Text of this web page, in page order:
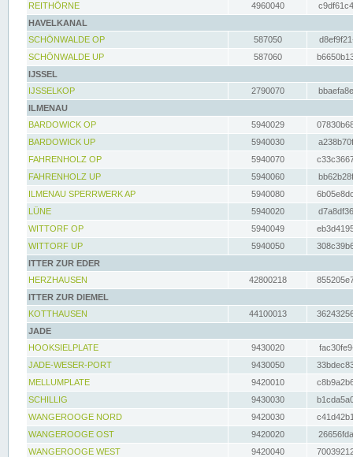
REITHÖRNE
4960040
HAVELKANAL
SCHÖNWALDE OP
587050
SCHÖNWALDE UP
587060
IJSSEL
IJSSELKOP
2790070
ILMENAU
BARDOWICK OP
5940029
BARDOWICK UP
5940030
FAHRENHOLZ OP
5940070
FAHRENHOLZ UP
5940060
ILMENAU SPERRWERK AP
5940080
LÜNE
5940020
WITTORF OP
5940049
WITTORF UP
5940050
ITTER ZUR EDER
HERZHAUSEN
42800218
ITTER ZUR DIEMEL
KOTTHAUSEN
44100013
JADE
HOOKSIELPLATE
9430020
JADE-WESER-PORT
9430050
MELLUMPLATE
9420010
SCHILLIG
9430030
WANGEROOGE NORD
9420030
WANGEROOGE OST
9420020
WANGEROOGE WEST
9420040